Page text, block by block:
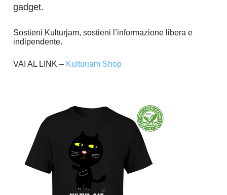
gadget.
Sostieni Kulturjam, sostieni l’informazione libera e
indipendente.
VAI AL LINK – Kulturjam Shop